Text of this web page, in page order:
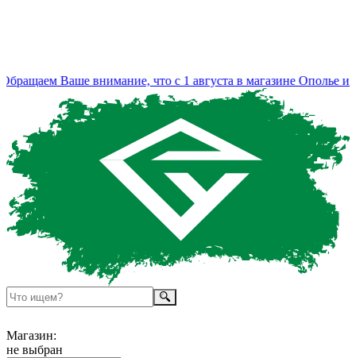
Ваше внимание, что с 1 августа в магазине Ополье
Магазин:
не выбран